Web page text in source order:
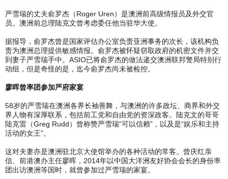
严雪瑞的丈夫俞罗杰（Roger Uren）是澳洲前高级情报员及外交官
员。澳洲前总理陆克文曾考虑委任他当驻华大使。
据报导，俞罗杰曾是国家评估办公室负责亚洲事务的次长，该机构负
责为澳洲总理提供敏感情报。俞罗杰被怀疑窃取政府的机密文件并交
到妻子严雪瑞手中。ASIO已将俞罗杰的做法递交澳洲联邦警局特别行
动组，但是奇怪的是，迄今俞罗杰尚未被检控。
廖晖曾率团参加严府家宴
58岁的严雪瑞在澳洲各界长袖善舞，与澳洲的许多政坛、商界和外交
界人物有深厚联系，包括前工党和自由党的资深政客。陆克文的哥哥
陆克雷（Greg Rudd）曾称赞严雪瑞“可以信赖”，以及是“娱乐和主持
活动的女王”。
这对夫妻亦是澳洲驻北京大使馆举办的各种活动的常客。曾庆红亲
信、前港澳办主任廖晖，2014年以中国大洋洲友好协会会长的身份率
团出访澳洲等国时，就曾参加过严雪瑞的家宴。